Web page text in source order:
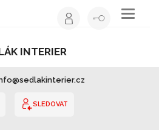
Toggle
INTERIER
SLEDOVAT